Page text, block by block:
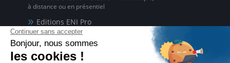
à distance ou en présentiel
Editions ENI Pro
pour les organismes de formation